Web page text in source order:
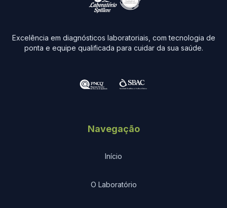
Excelência em diagnósticos laboratoriais, com tecnologia de
ponta e equipe qualificada para cuidar da sua saúde.
Navegação
Início
O Laboratório